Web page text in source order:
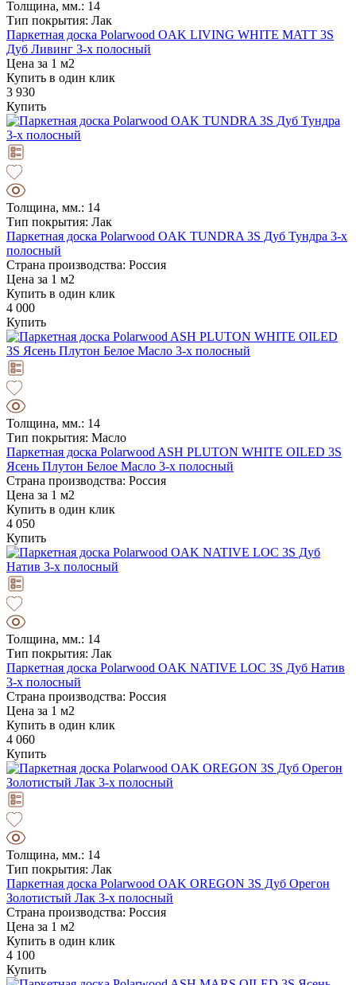
Толщина, мм.: 14
Тип покрытия: Лак
Паркетная доска Polarwood OAK LIVING WHITE MATT 3S
Дуб Ливинг 3-х полосный
Цена за 1 м2
Купить в один клик
3 930
Купить
Толщина, мм.: 14
Тип покрытия: Лак
Паркетная доска Polarwood OAK TUNDRA 3S Дуб Тундра 3-х
полосный
Страна производства: Россия
Цена за 1 м2
Купить в один клик
4 000
Купить
Толщина, мм.: 14
Тип покрытия: Масло
Паркетная доска Polarwood ASH PLUTON WHITE OILED 3S
Ясень Плутон Белое Масло 3-х полосный
Страна производства: Россия
Цена за 1 м2
Купить в один клик
4 050
Купить
Толщина, мм.: 14
Тип покрытия: Лак
Паркетная доска Polarwood OAK NATIVE LOC 3S Дуб Натив
3-х полосный
Страна производства: Россия
Цена за 1 м2
Купить в один клик
4 060
Купить
Толщина, мм.: 14
Тип покрытия: Лак
Паркетная доска Polarwood OAK OREGON 3S Дуб Орегон
Золотистый Лак 3-х полосный
Страна производства: Россия
Цена за 1 м2
Купить в один клик
4 100
Купить